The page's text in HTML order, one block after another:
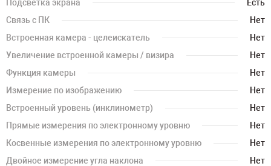
Подсветка экрана
Есть
Связь с ПК
Нет
Встроенная камера - целеискатель
Нет
Увеличение встроенной камеры / визира
Нет
Функция камеры
Нет
Измерение по изображению
Нет
Встроенный уровень (инклинометр)
Нет
Прямые измерения по электронному уровню
Нет
Косвенные измерения по электронному уровню
Нет
Двойное измерение угла наклона
Нет